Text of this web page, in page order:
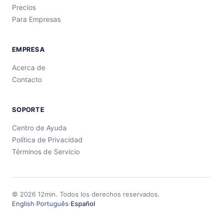
Precios
Para Empresas
EMPRESA
Acerca de
Contacto
SOPORTE
Centro de Ayuda
Política de Privacidad
Términos de Servicio
© 2026 12min. Todos los derechos reservados.
English·Português·Español